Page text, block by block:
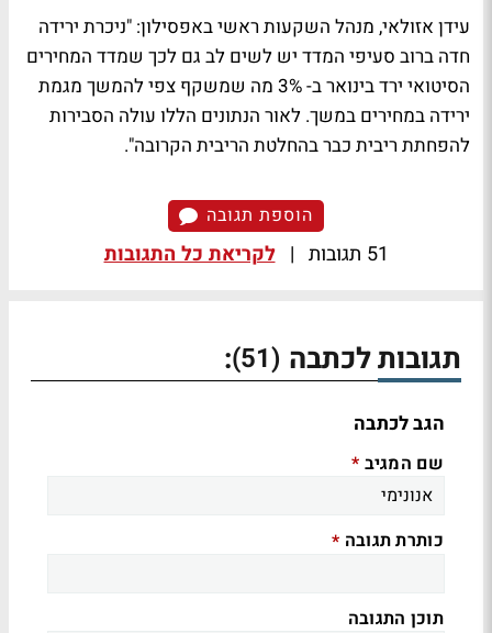
עידן אזולאי, מנהל השקעות ראשי באפסילון: "ניכרת ירידה
חדה ברוב סעיפי המדד יש לשים לב גם לכך שמדד המחירים
הסיטואי ירד בינואר ב- 3% מה שמשקף צפי להמשך מגמת
ירידה במחירים במשך. לאור הנתונים הללו עולה הסבירות
להפחתת ריבית כבר בהחלטת הריבית הקרובה".
הוספת תגובה
51 תגובות | לקריאת כל התגובות
תגובות לכתבה (51)
:
הגב לכתבה
שם המגיב *
כותרת תגובה *
תוכן התגובה